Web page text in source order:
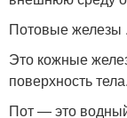
Потовые железы .
Это кожные
поверхность тела.
Пот — это